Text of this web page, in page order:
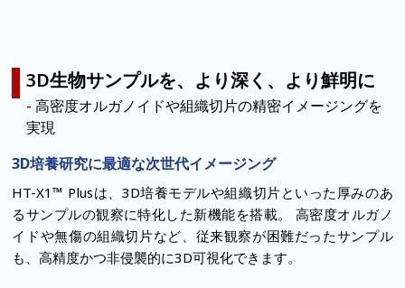
3D生物サンプルを、より深く、より鮮明に
- 高密度オルガノイドや組織切片の精密イメージングを
実現
3D培養研究に最適な次世代イメージング
HT-X1™ Plusは、3D培養モデルや組織切片といった厚みのあ
るサンプルの観察に特化した新機能を搭載。
高密度オルガノ
イドや無傷の組織切片など、従来観察が困難だったサンプル
も、高精度かつ非侵襲的に3D可視化できます。